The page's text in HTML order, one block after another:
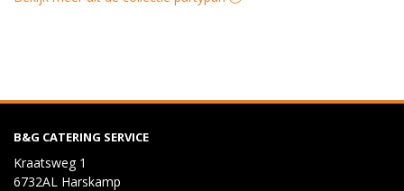
B&G CATERING SERVICE
Kraatsweg 1
6732AL Harskamp